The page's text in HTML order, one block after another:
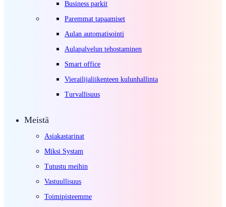
Business parkit
Paremmat tapaamiset
Aulan automatisointi
Aulapalvelun tehostaminen
Smart office
Vierailijaliikenteen kulunhallinta
Turvallisuus
Meistä
Asiakastarinat
Miksi Systam
Tutustu meihin
Vastuullisuus
Toimipisteemme